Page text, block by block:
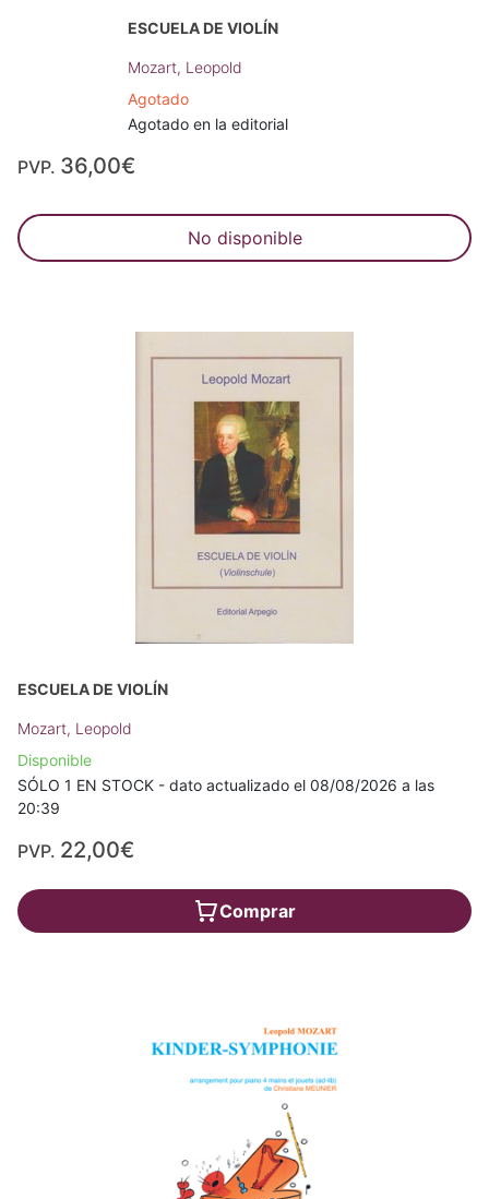
ESCUELA DE VIOLÍN
Mozart, Leopold
Agotado
Agotado en la editorial
PVP. 36,00€
No disponible
ESCUELA DE VIOLÍN
Mozart, Leopold
Disponible
SÓLO 1 EN STOCK - dato actualizado el 08/08/2026 a las
20:39
PVP. 22,00€
Comprar